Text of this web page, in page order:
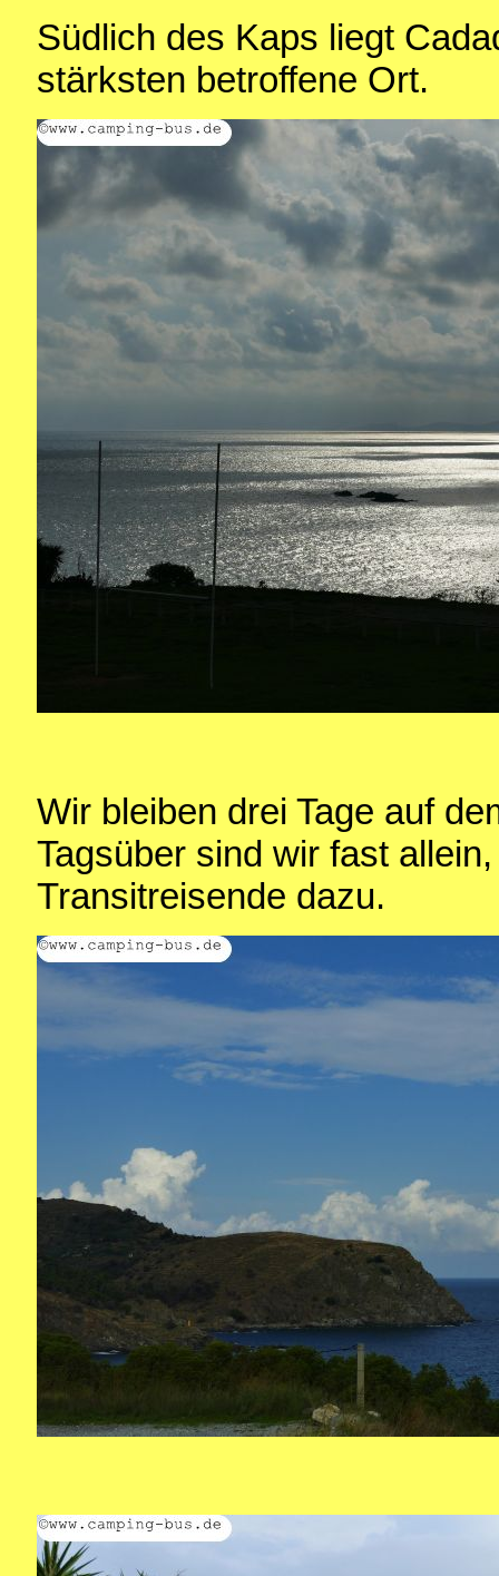
Südlich des Kaps liegt
stärksten betroffene Ort.
Wir bleiben drei Tage auf
Tagsüber sind wir fast
Transitreisende dazu.